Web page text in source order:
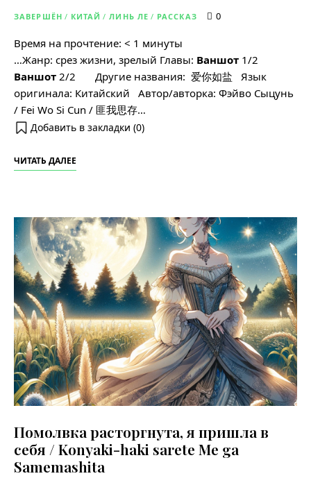
ЗАВЕРШЁН / КИТАЙ / ЛИНЬ ЛЕ / РАССКАЗ 0
Время на прочтение: < 1 минуты
…Жанр: срез жизни, зрелый Главы: Ваншот 1/2
Ваншот 2/2 Другие названия: 爱你如盐 Язык
оригинала: Китайский Автор/авторка: Фэйво Сыцунь
/ Fei Wo Si Cun / 匪我思存…
Добавить в закладки (0)
ЧИТАТЬ ДАЛЕЕ
Помолвка расторгнута, я пришла в
себя / Konyaki-haki sarete Me ga
Samemashita